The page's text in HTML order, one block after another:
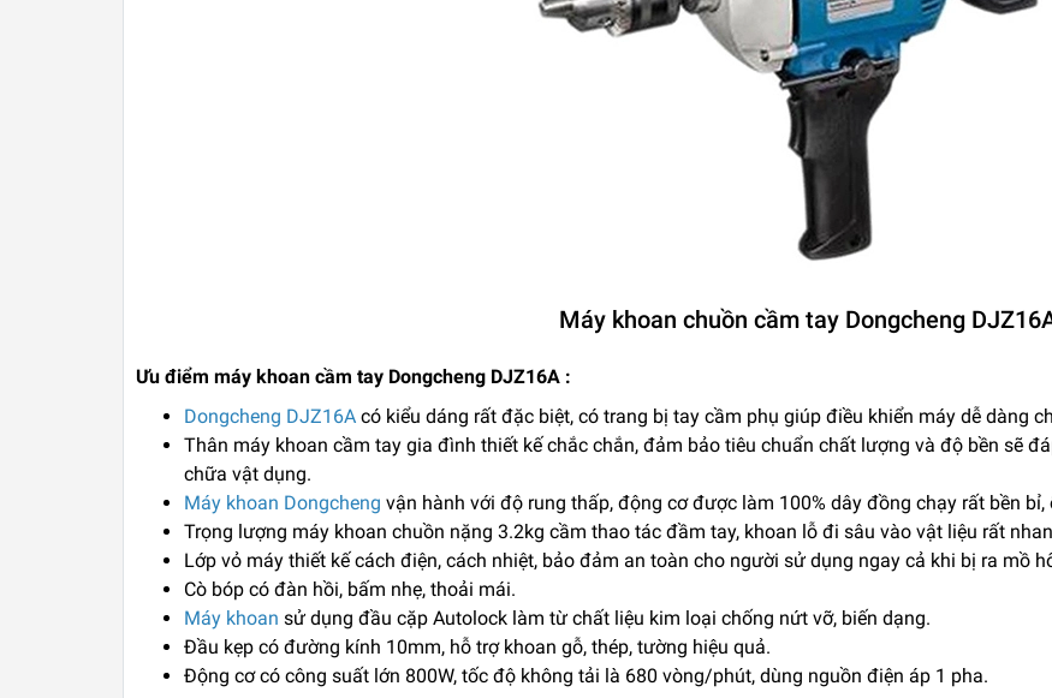
Máy khoan chuồn cầm tay Dongcheng
Ưu điểm máy khoan cầm tay Dongcheng DJZ16A :
Dongcheng DJZ16A có kiểu dáng rất đặc biệt, có trang bị tay cầm phụ giúp điều khiển máy dễ dàng
Thân máy khoan cầm tay gia đình thiết kế chắc chắn, đảm bảo tiêu chuẩn chất lượng và độ bền sẽ
chữa vật dụng.
Máy khoan Dongcheng vận hành với độ rung thấp, động cơ được làm 100% dây đồng chạy rất bền
Trọng lượng máy khoan chuồn nặng 3.2kg cầm thao tác đầm tay, khoan lỗ đi sâu vào vật liệu rất
Lớp vỏ máy thiết kế cách điện, cách nhiệt, bảo đảm an toàn cho người sử dụng ngay cả khi bị ra mồ
Cò bóp có đàn hồi, bấm nhẹ, thoải mái.
Máy khoan sử dụng đầu cặp Autolock làm từ chất liệu kim loại chống nứt vỡ, biến dạng.
Đầu kẹp có đường kính 10mm, hỗ trợ khoan gỗ, thép, tường hiệu quả.
Động cơ có công suất lớn 800W, tốc độ không tải là 680 vòng/phút, dùng nguồn điện áp 1 pha.